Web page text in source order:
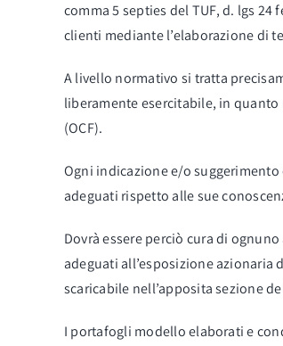
comma 5 septies del TUF, d. lgs
clienti mediante l’elaborazione di
A livello normativo si tratta
liberamente esercitabile, in quanto
(OCF).
Ogni indicazione e/o
adeguati rispetto alle sue
Dovrà essere perciò cura di
adeguati all’esposizione
scaricabile nell’apposita sezione
I portafogli modello elaborati e